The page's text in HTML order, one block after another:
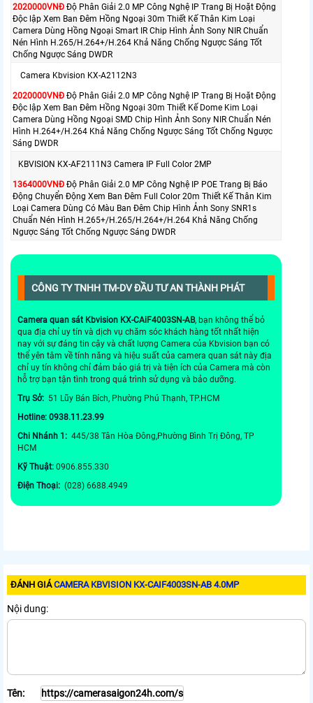
2020000VNÐ Độ Phân Giải 2.0 MP Công Nghệ IP Trang Bị Hoặt Động
Độc lập Xem Ban Đêm Hồng Ngoại 30m Thiết Kế Thân Kim Loại
Camera Dùng Hồng Ngoại Smart IR Chip Hình Ảnh Sony NIR Chuẩn
Nén Hình H.265/H.264+/H.264 Khả Năng Chống Ngược Sáng Tốt
Chống Ngược Sáng DWDR
Camera Kbvision KX-A2112N3
2020000VNÐ Độ Phân Giải 2.0 MP Công Nghệ IP Trang Bị Hoặt Động
Độc lập Xem Ban Đêm Hồng Ngoại 30m Thiết Kế Dome Kim Loại
Camera Dùng Hồng Ngoại SMD Chip Hình Ảnh Sony NIR Chuẩn Nén
Hình H.264+/H.264 Khả Năng Chống Ngược Sáng Tốt Chống Ngược
Sáng DWDR
KBVISION KX-AF2111N3 Camera IP Full Color 2MP
1364000VNÐ Độ Phân Giải 2.0 MP Công Nghệ IP POE Trang Bị Báo
Động Chuyển Động Xem Ban Đêm Full Color 20m Thiết Kế Thân Kim
Loại Camera Dùng Có Màu Ban Đêm Chip Hình Ảnh Sony SNR1s
Chuẩn Nén Hình H.265+/H.265/H.264+/H.264 Khả Năng Chống
Ngược Sáng Tốt Chống Ngược Sáng DWDR
CÔNG TY TNHH TM-DV ĐẦU TƯ AN THÀNH PHÁT
Camera quan sát Kbvision KX-CAiF4003SN-AB, bạn không thể bỏ
qua địa chỉ uy tín và dịch vụ chăm sóc khách hàng tốt nhất hiện
nay với sự đáng tin cậy và chất lượng Camera của Kbvision bạn có
thể yên tâm về tính năng và hiệu suất của camera quan sát này địa
chỉ uy tín không chỉ đảm bảo giá trị và tiện ích của Camera mà còn
hỗ trợ bạn tận tình trong quá trình sử dụng và bảo dưỡng.
Trụ Sở: 51 Lũy Bán Bích, Phường Phú Thạnh, TP.HCM
Hotline: 0938.11.23.99
Chi Nhánh 1: 445/38 Tân Hòa Đông,Phường Bình Trị Đông, TP
HCM
Kỹ Thuật: 0906.855.330
Điện Thoại: (028) 6688.4949
ĐÁNH GIÁCAMERA KBVISION KX-CAIF4003SN-AB 4.0MP
Nội dung:
Tên: